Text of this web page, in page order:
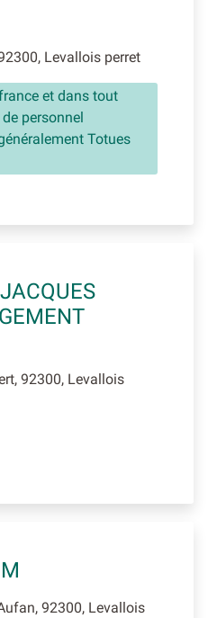
Levallois perret
et dans tout
personnel
Totues
92300, Levallois
92300, Levallois